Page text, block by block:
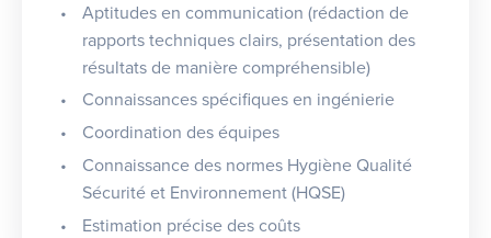
Aptitudes en communication (rédaction de
rapports techniques clairs, présentation des
résultats de manière compréhensible)
Connaissances spécifiques en ingénierie
Coordination des équipes
Connaissance des normes Hygiène Qualité
Sécurité et Environnement (HQSE)
Estimation précise des coûts